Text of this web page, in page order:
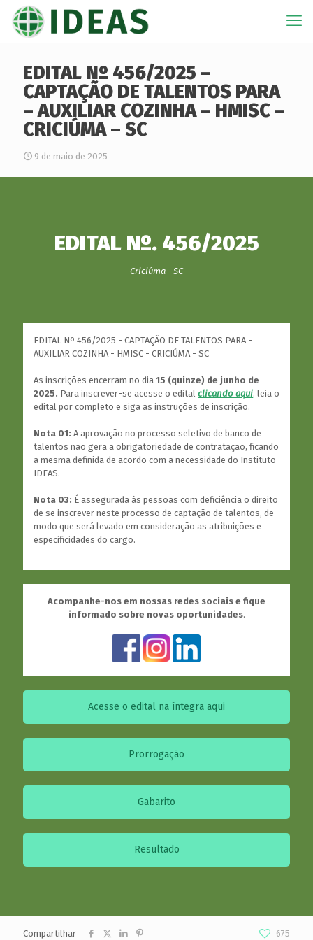
EDITAL Nº 456/2025 –
CAPTAÇÃO DE TALENTOS PARA
– AUXILIAR COZINHA – HMISC –
CRICIÚMA – SC
9 de maio de 2025
EDITAL Nº. 456/2025
Criciúma - SC
EDITAL Nº 456/2025 - CAPTAÇÃO DE TALENTOS PARA -
AUXILIAR COZINHA - HMISC - CRICIÚMA - SC
As inscrições encerram no dia 15 (quinze) de junho de
2025. Para inscrever-se acesse o edital clicando aqui, leia o
edital por completo e siga as instruções de inscrição.
Nota 01: A aprovação no processo seletivo de banco de
talentos não gera a obrigatoriedade de contratação, ficando
a mesma definida de acordo com a necessidade do Instituto
IDEAS.
Nota 03: É assegurada às pessoas com deficiência o direito
de se inscrever neste processo de captação de talentos, de
modo que será levado em consideração as atribuições e
especificidades do cargo.
Acompanhe-nos em nossas redes sociais e fique
informado sobre novas oportunidades.
Acesse o edital na íntegra aqui
Prorrogação
Gabarito
Resultado
Compartilhar 675